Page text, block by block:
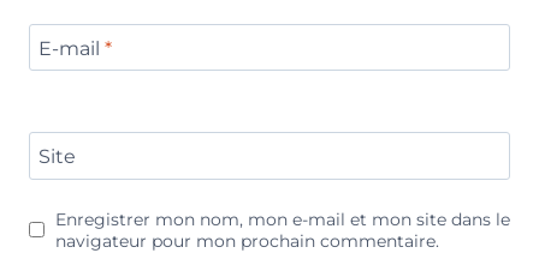
E-mail *
Site
Enregistrer mon nom, mon e-mail et mon site dans le
navigateur pour mon prochain commentaire.